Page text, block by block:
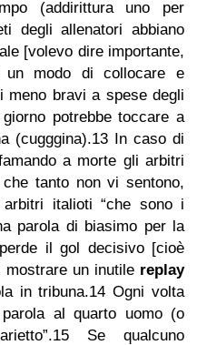
(addirittura uno per
degli allenatori abbiano
[volevo dire importante,
un modo di collocare e
meno bravi a spese degli
potrebbe toccare a
(cugggina).13 In caso di
a morte gli arbitri
tanto non vi sentono,
italioti “che sono i
parola di biasimo per la
il gol decisivo [cioè
mostrare un inutile replay
in tribuna.14 Ogni volta
al quarto uomo (o
15 Se qualcuno